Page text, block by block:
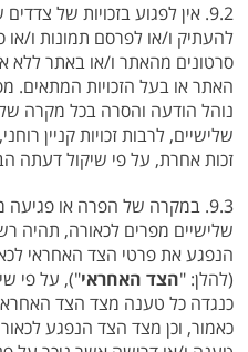
9.2. אין לפגוע בזכויות של
להעתיק ו/או לפרסם תמונות ו/או
סרטונים מהאתר ו/או באתר ללא
האתר או בעל הזכויות המתאים.
נוהל הודעה והסרה בכל מקרה
שלישיים, לרבות זכויות קניין
זכות אחרת, על פי שיקול דעתה
9.3. במקרה של הפרה או
שלישיים מפרים לכאורה, תהיה
הנפגע את פרטי הצד האחראי
(להלן: "הצד האחראי"), על פי
כנגדה כל טענה מצד הצד
כאמור, וכן מצד הצד הנפגע